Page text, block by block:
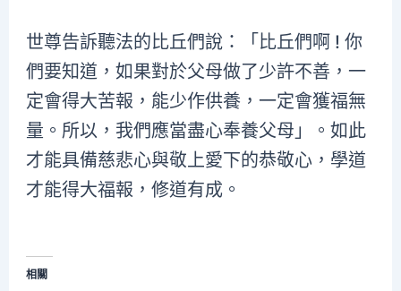
世尊告訴聽法的比丘們說：「比丘們啊 ! 你
們要知道，如果對於父母做了少許不善，一
定會得大苦報，能少作供養，一定會獲福無
量。所以，我們應當盡心奉養父母」。如此
才能具備慈悲心與敬上愛下的恭敬心，學道
才能得大福報，修道有成。
相關